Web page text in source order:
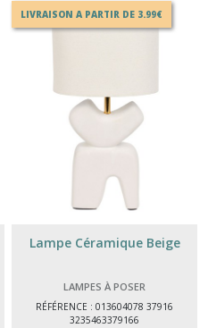
LIVRAISON A PARTIR DE 3.99€
Lampe Céramique Beige
LAMPES À POSER
RÉFÉRENCE : 013604078 37916
3235463379166